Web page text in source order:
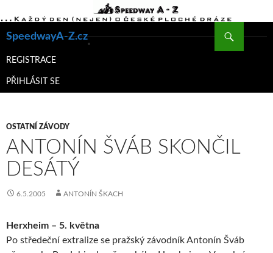
SpeedwayA-Z.cz
K
WEBU
REGISTRACE
PŘIHLÁSIT SE
OSTATNÍ ZÁVODY
ANTONÍN ŠVÁB SKONČIL
DESÁTÝ
6.5.2005 ANTONÍN ŠKACH
Herxheim – 5. května
Po středeční extralize se pražský závodník Antonín Šváb